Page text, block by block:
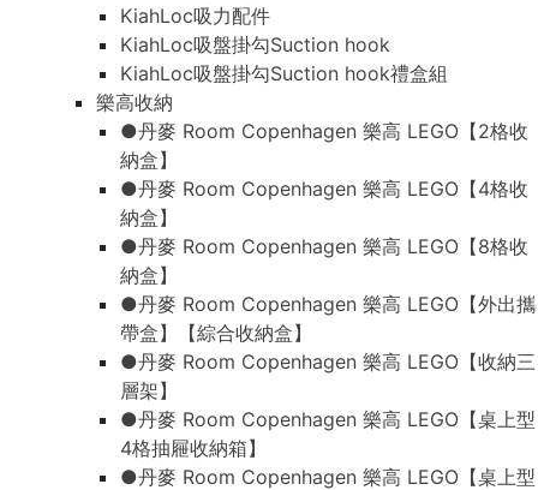
KiahLoc吸力配件
KiahLoc吸盤掛勾Suction hook
KiahLoc吸盤掛勾Suction hook禮盒組
樂高收納
●丹麥 Room Copenhagen 樂高 LEGO【2格收
納盒】
●丹麥 Room Copenhagen 樂高 LEGO【4格收
納盒】
●丹麥 Room Copenhagen 樂高 LEGO【8格收
納盒】
●丹麥 Room Copenhagen 樂高 LEGO【外出攜
帶盒】【綜合收納盒】
●丹麥 Room Copenhagen 樂高 LEGO【收納三
層架】
●丹麥 Room Copenhagen 樂高 LEGO【桌上型
4格抽屜收納箱】
●丹麥 Room Copenhagen 樂高 LEGO【桌上型